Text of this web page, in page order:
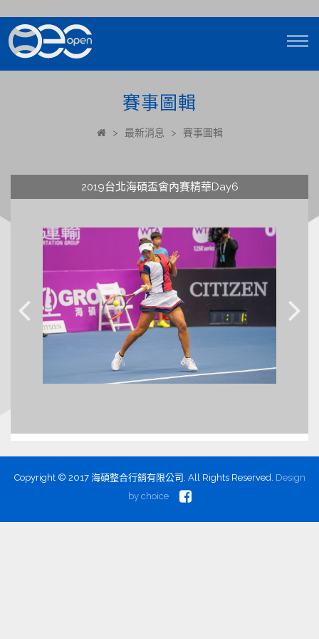
賽事圖輯
> 最新消息 > 賽事圖輯
2019台北海碩盃會內賽精華Day6
Copyright © 2017 海碩整合行銷有限公司. All Rights Reserved. Design
by choice